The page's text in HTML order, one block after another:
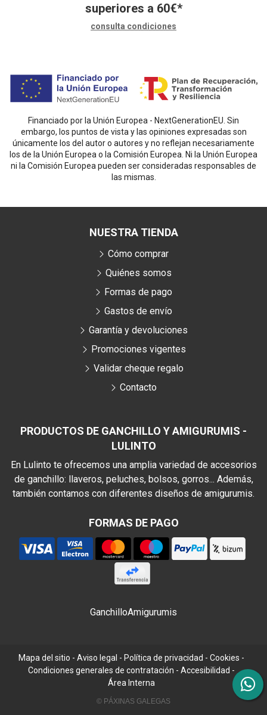
superiores a 60€*
consulta condiciones
Financiado por la Unión Europea - NextGenerationEU. Sin
embargo, los puntos de vista y las opiniones expresadas son
únicamente los del autor o autores y no reflejan necesariamente
los de la Unión Europea o la Comisión Europea. Ni la Unión Europea
ni la Comisión Europea pueden ser consideradas responsables de
las mismas.
PRODUCTOS DE GANCHILLO Y AMIGURUMIS -
LULINTO
En Lulinto te ofrecemos una amplia variedad de accesorios
de ganchillo: llaveros, peluches, bolsos, gorros... Además,
también contamos con diferentes diseños de amigurumis.
FORMAS DE PAGO
NUESTRA TIENDA
Cómo comprar
Quiénes somos
Formas de pago
Gastos de envío
Garantía y devoluciones
Promociones vigentes
Validar cheque regalo
Contacto
GanchilloAmigurumis
Mapa del sitio - Aviso legal - Política de privacidad - Cookies -
Condiciones generales de contratación - Accesibilidad -
Área Interna
© PÁXINAS GALEGAS